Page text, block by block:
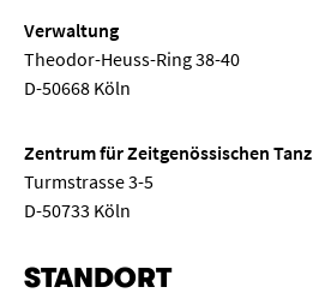
Verwaltung
Theodor-Heuss-Ring 38-40
D-50668 Köln
Zentrum für Zeitgenössischen Tanz
Turmstrasse 3-5
D-50733 Köln
STANDORT